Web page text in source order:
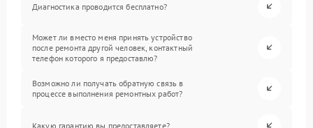
Диагностика проводится бесплатно?
Может ли вместо меня принять устройство
после ремонта другой человек, контактный
телефон которого я предоставлю?
Возможно ли получать обратную связь в
процессе выполнения ремонтных работ?
Какую гарантию вы предоставляете?